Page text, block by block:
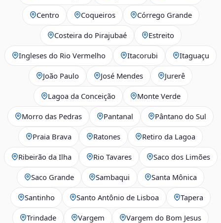
Centro Coqueiros Córrego Grande
Costeira do Pirajubaé Estreito
Ingleses do Rio Vermelho Itacorubi Itaguaçu
João Paulo José Mendes Jurerê
Lagoa da Conceição Monte Verde
Morro das Pedras Pantanal Pântano do Sul
Praia Brava Ratones Retiro da Lagoa
Ribeirão da Ilha Rio Tavares Saco dos Limões
Saco Grande Sambaqui Santa Mônica
Santinho Santo Antônio de Lisboa Tapera
Trindade Vargem Vargem do Bom Jesus